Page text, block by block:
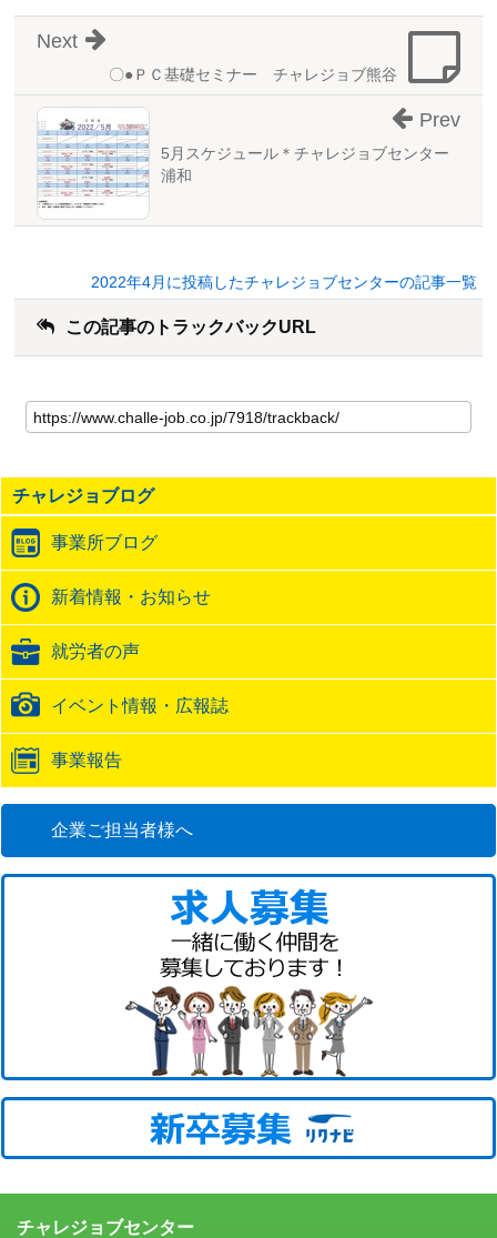
〇●ＰＣ基礎セミナー チャレジョブ熊谷
Next
5月スケジュール＊チャレジョブセンター
浦和
Prev
2022年4月に投稿したチャレジョブセンターの記事一覧
この記事のトラックバックURL
の
記
の
ト
ッ
ク
バ
ッ
URL
チャレジョブログ
事業所ブログ
新着情報・お知らせ
就労者の声
イベント情報・広報誌
事業報告
企業ご担当者様へ
チャレジョブセンター